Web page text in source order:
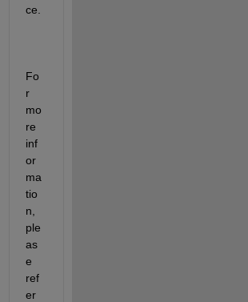
ce.
Fo
r
mo
re
inf
or
ma
tio
n,
ple
as
e
ref
er